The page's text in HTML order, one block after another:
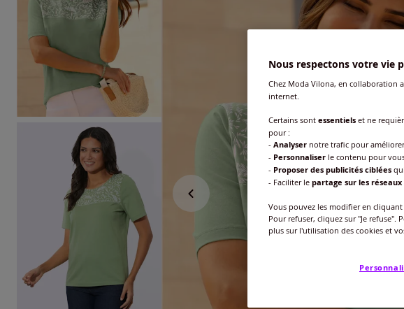
Nous respectons votre vie
Chez Moda Vilona, en collaboration
internet.
Certains sont essentiels et ne
pour :
- Analyser notre trafic pour
- Personnaliser le contenu pour
- Proposer des publicités ciblées
- Faciliter le partage sur les réseaux
Vous pouvez les modifier en
Pour refuser, cliquez sur "Je refuse".
plus sur l'utilisation des cookies et